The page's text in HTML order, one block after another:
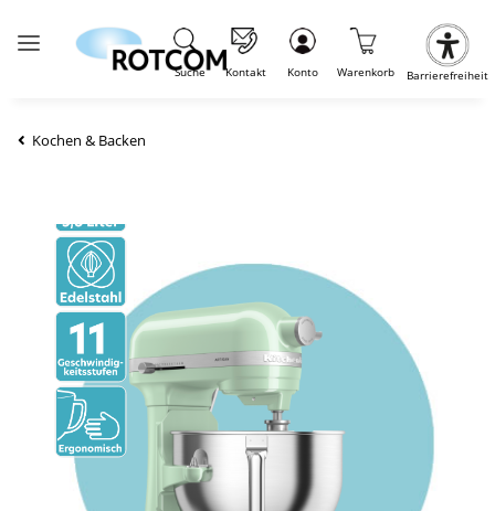
Suche Kontakt Konto Warenkorb Barrierefreiheit
Kochen & Backen